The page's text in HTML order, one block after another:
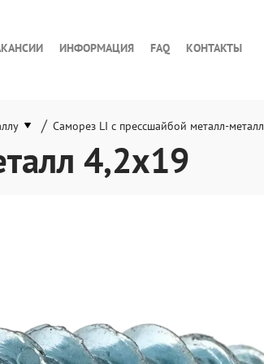
ИНФОРМАЦИЯ FAQ КОНТАКТЫ
/ Саморез LI с прессшайбой металл-металл
4,2x19